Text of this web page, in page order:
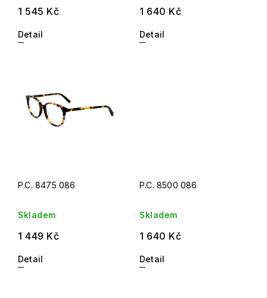
1 545 Kč
Detail
1 640 Kč
Detail
P.C. 8475 086
Skladem
1 449 Kč
Detail
P.C. 8500 086
Skladem
1 640 Kč
Detail